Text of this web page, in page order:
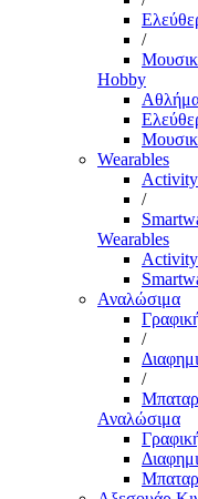
/
Hobby
Wearables
/
Wearables
Αναλώσιμα
/
/
Αναλώσιμα